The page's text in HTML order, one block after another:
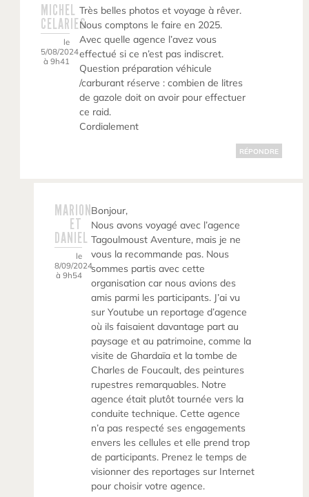
MICHEL
CELARIES
le
5/08/2024
à 9h41
Très belles photos et voyage à rêver.
Nous comptons le faire en 2025.
Avec quelle agence l’avez vous
effectué si ce n’est pas indiscret.
Question préparation véhicule
/carburant réserve : combien de litres
de gazole doit on avoir pour effectuer
ce raid.
Cordialement
RÉPONDRE
MARION
ET
DANIEL
le
8/09/2024
à 9h54
Bonjour,
Nous avons voyagé avec l’agence
Tagoulmoust Aventure, mais je ne
vous la recommande pas. Nous
sommes partis avec cette
organisation car nous avions des
amis parmi les participants. J’ai vu
sur Youtube un reportage d’agence
où ils faisaient davantage part au
paysage et au patrimoine, comme la
visite de Ghardaïa et la tombe de
Charles de Foucault, des peintures
rupestres remarquables. Notre
agence était plutôt tournée vers la
conduite technique. Cette agence
n’a pas respecté ses engagements
envers les cellules et elle prend trop
de participants. Prenez le temps de
visionner des reportages sur Internet
pour choisir votre agence.